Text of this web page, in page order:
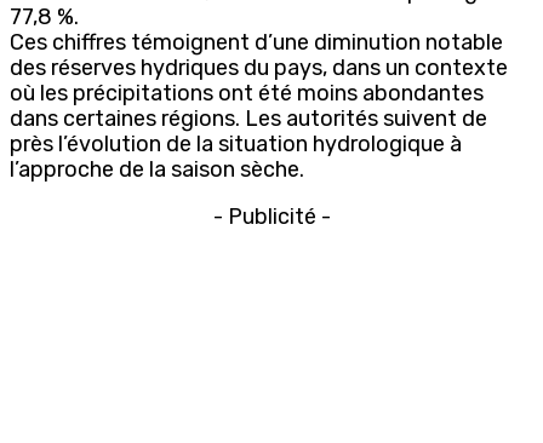
77,8 %.
Ces chiffres témoignent d’une diminution notable
des réserves hydriques du pays, dans un contexte
où les précipitations ont été moins abondantes
dans certaines régions. Les autorités suivent de
près l’évolution de la situation hydrologique à
l’approche de la saison sèche.
- Publicité -